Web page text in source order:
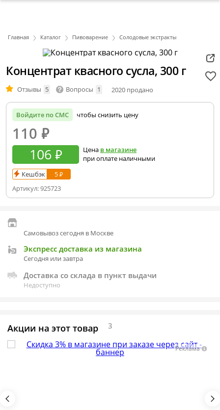
Главная Каталог Пивоварение Солодовые экстракты
Концентрат квасного сусла, 300 г
Отзывы 5 Вопросы 1 2020 продано
Войдите по СМС чтобы снизить цену
110 ₽
106 ₽ Цена в магазине
при оплате наличными
Кешбэк
5 ₽
Артикул:925723
Самовывоз сегодня в Москве
Экспресс доставка из магазина
Сегодня или завтра
Доставка со склада в пункт выдачи
Недоступно
Акции на этот товар 3
Реклама